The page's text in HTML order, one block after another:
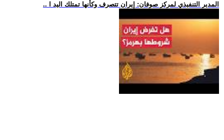
.. المدير التنفيذي لمركز صوفان: إيران تتصرف وكأنها تمتلك اليد ا